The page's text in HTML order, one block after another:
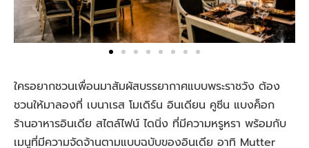
ใครอยากชวนเพื่อนมาสัมผัสบรรยากาศแบบพระราชวัง ต้อง
ชวนให้มาลองที่ เบนาเรส โมเดิร์น อินเดียน คูซีน แบงค็อก
ร้านอาหารอินเดีย สไตล์ไฟน์ ไดนิ่ง ที่มีความหรูหรา พร้อมกับ
เมนูที่มีความจัดจ้านตามแบบฉบับของอินเดีย อาทิ Mutter